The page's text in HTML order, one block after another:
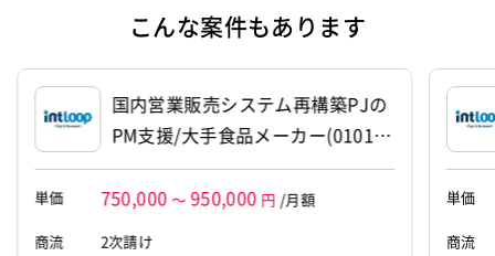
朝田 健
こんな案件もあります
国内営業販売システム再構築PJの
PM支援/大手食品メーカー(01015
99)
単価 750,000 ～ 950,000 円 /月額
商流
2次請け
単価
商流